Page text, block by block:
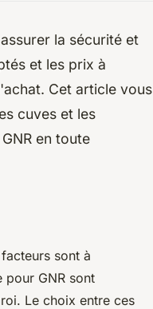
la sécurité et
et les prix à
Cet article vous
cuves et les
en toute
sont à
GNR sont
Le choix entre ces